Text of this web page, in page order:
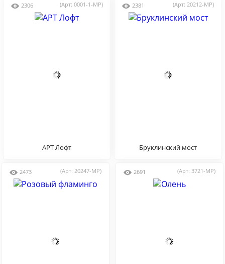
2306 (Арт: 0001-1-MP)
АРТ Лофт
2381 (Арт: 20212-MP)
Бруклинский мост
2473 (Арт: 20247-MP) 2691 (Арт: 3721-MP)